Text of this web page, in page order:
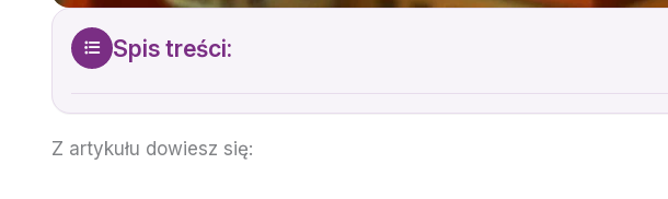
Spis treści:
Z artykułu dowiesz się: